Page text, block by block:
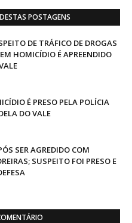
POSTAGENS
DE TRÁFICO DE DROGAS
HOMICÍDIO É APREENDIDO
É PRESO PELA POLÍCIA
DO VALE
SER AGREDIDO COM
SUSPEITO FOI PRESO E